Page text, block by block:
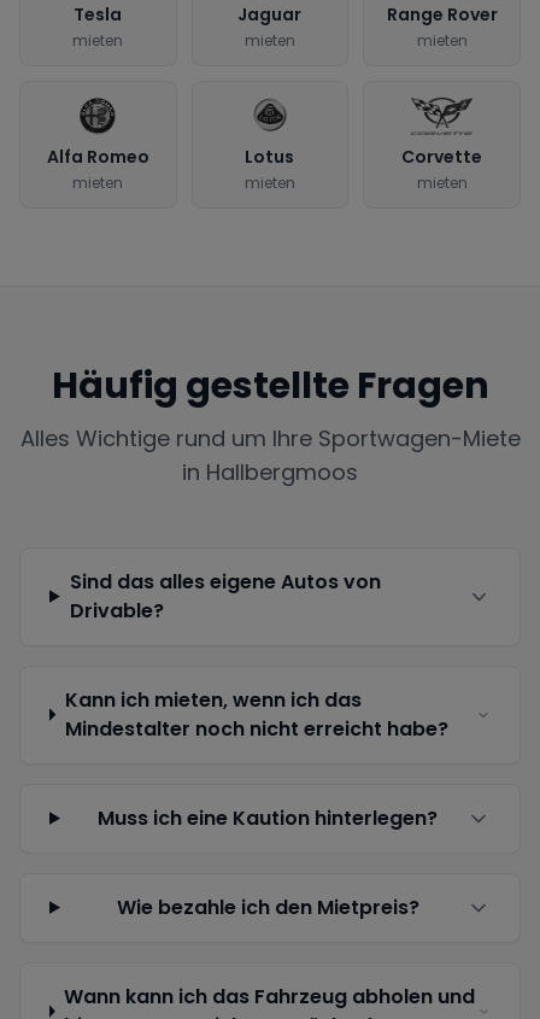
Tesla
mieten
Jaguar
mieten
Range Rover
mieten
Alfa Romeo
mieten
Lotus
mieten
Corvette
mieten
Häufig gestellte Fragen
Alles Wichtige rund um Ihre Sportwagen-Miete
in Hallbergmoos
Sind das alles eigene Autos von
Drivable?
Kann ich mieten, wenn ich das
Mindestalter noch nicht erreicht habe?
Muss ich eine Kaution hinterlegen?
Wie bezahle ich den Mietpreis?
Wann kann ich das Fahrzeug abholen und